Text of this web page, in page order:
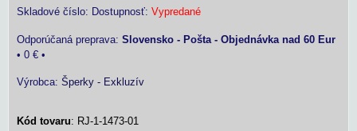
Skladové číslo: Dostupnosť: Vypredané
Slovensko - Pošta - Objednávka nad 60 Eur
• 0 € •
Výrobca: Šperky - Exkluzív
Kód tovaru: RJ-1-1473-01